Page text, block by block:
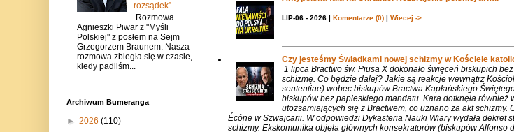
LIP-06 - 2026 | Komentarze (0)| Wiecej ->
Czy jesteśmy Świadkami nowej schizmy w Kościele
1 lipca Bractwo św. Piusa X dokonało święceń biskupich
schizmę. Co będzie dalej? Jakie są reakcje wewnątrz
sententiae) wobec biskupów Bractwa Kapłańskiego
biskupów bez papieskiego mandatu. Kara dotknęła również
utożsamiających się z Bractwem, co uznano za akt
Écône w Szwajcarii. W odpowiedzi Dykasteria Nauki Wiary wydała dekret
schizmy. Ekskomunika objęła głównych konsekratorów (biskupów Alfonso
rozsądek”
Rozmowa
Agnieszki Piwar z "Myśli
Polskiej" z posłem na Sejm
Grzegorzem Braunem. Nasza
rozmowa zbiegła się w czasie,
kiedy padliśm...
Archiwum Bumeranga
► 2026 (110)